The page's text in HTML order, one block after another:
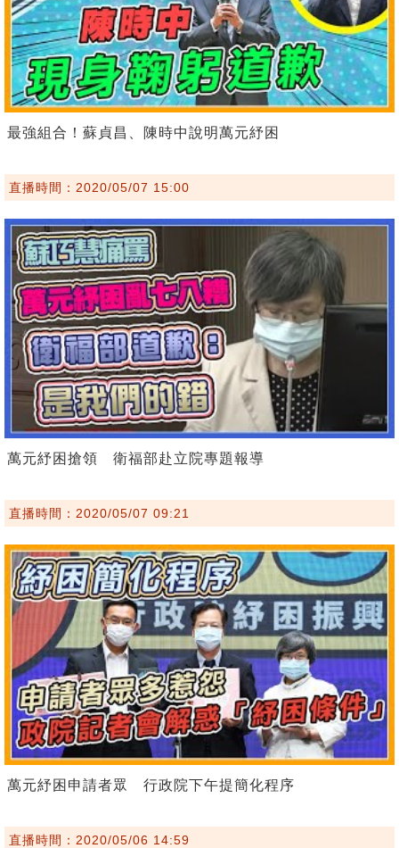
最強組合！蘇貞昌、陳時中說明萬元紓困
直播時間：2020/05/07 15:00
萬元紓困搶領 衛福部赴立院專題報導
直播時間：2020/05/07 09:21
萬元紓困申請者眾 行政院下午提簡化程序
直播時間：2020/05/06 14:59